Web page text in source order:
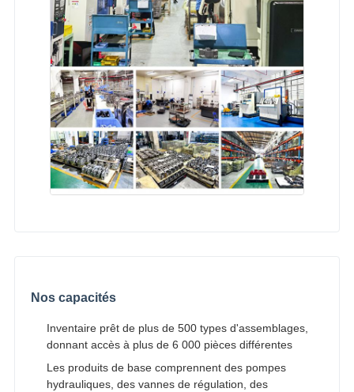
Nos capacités
Inventaire prêt de plus de 500 types d'assemblages,
donnant accès à plus de 6 000 pièces différentes
Les produits de base comprennent des pompes
hydrauliques, des vannes de régulation, des